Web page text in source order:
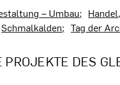
– Umbau
Schmalkalden Tag der
PROJEKTE DES